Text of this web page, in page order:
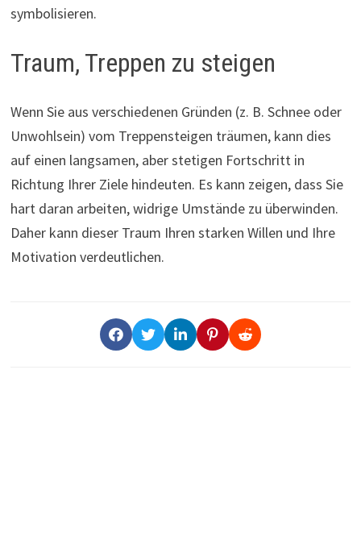
symbolisieren.
Traum, Treppen zu steigen
Wenn Sie aus verschiedenen Gründen (z. B. Schnee oder
Unwohlsein) vom Treppensteigen träumen, kann dies
auf einen langsamen, aber stetigen Fortschritt in
Richtung Ihrer Ziele hindeuten. Es kann zeigen, dass Sie
hart daran arbeiten, widrige Umstände zu überwinden.
Daher kann dieser Traum Ihren starken Willen und Ihre
Motivation verdeutlichen.